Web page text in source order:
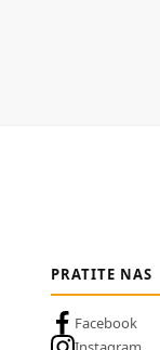
PRATITE NAS
Facebook